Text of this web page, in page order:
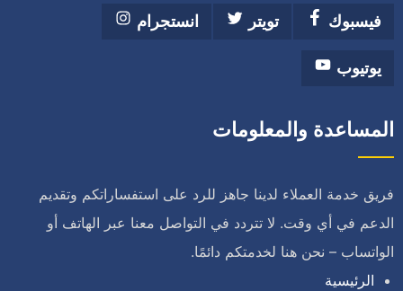
فيسبوك
تويتر انستجرام
يوتيوب
المساعدة والمعلومات
فريق خدمة العملاء لدينا جاهز للرد على استفساراتكم وتقديم
الدعم في أي وقت. لا تتردد في التواصل معنا عبر الهاتف أو
الواتساب – نحن هنا لخدمتكم دائمًا.
الرئيسية